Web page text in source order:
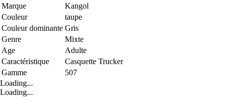
Marque
Kangol
Couleur
taupe
Couleur dominante Gris
Genre
Mixte
Age
Adulte
Caractéristique
Casquette Trucker
Gamme
507
Loading...
Loading...